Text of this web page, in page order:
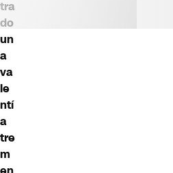
tra
do
un
a
va
le
ntí
a
tre
m